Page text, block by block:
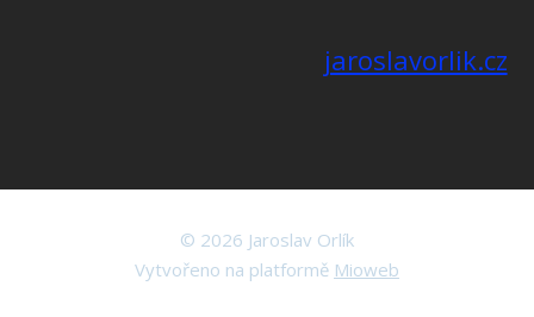
jaroslavorlik.cz
© 2026 Jaroslav Orlík
Vytvořeno na platformě Mioweb